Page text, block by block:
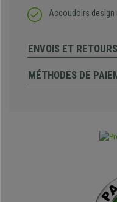
Accoudoirs design
ENVOIS ET RETOURS
MÉTHODES DE